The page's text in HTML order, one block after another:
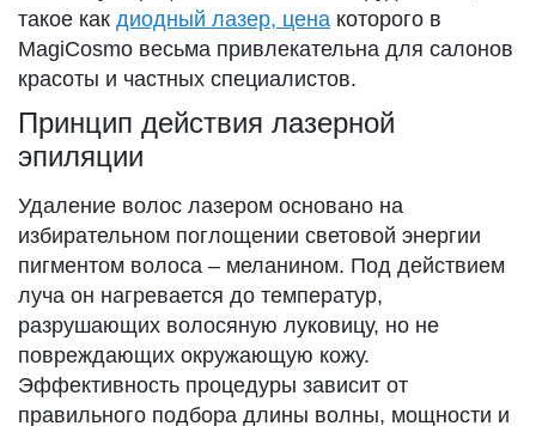
такое как диодный лазер, цена которого в
MagiCosmo весьма привлекательна для салонов
красоты и частных специалистов.
Принцип действия лазерной
эпиляции
Удаление волос лазером основано на
избирательном поглощении световой энергии
пигментом волоса – меланином. Под действием
луча он нагревается до температур,
разрушающих волосяную луковицу, но не
повреждающих окружающую кожу.
Эффективность процедуры зависит от
правильного подбора длины волны, мощности и